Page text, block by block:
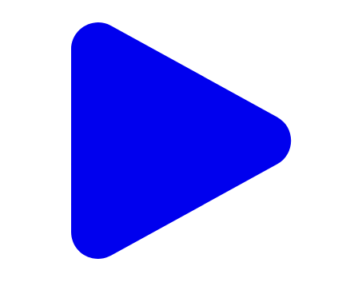
गोहपुर में बाढ़ का तांडव #highlight #CM